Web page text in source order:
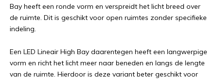
Bay heeft een ronde vorm en verspreidt het licht breed over
de ruimte. Dit is geschikt voor open ruimtes zonder specifieke
indeling.
Een LED Lineair High Bay daarentegen heeft een langwerpige
vorm en richt het licht meer naar beneden en langs de lengte
van de ruimte. Hierdoor is deze variant beter geschikt voor